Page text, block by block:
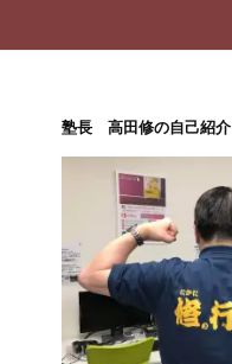
塾長 高田修の自己紹介